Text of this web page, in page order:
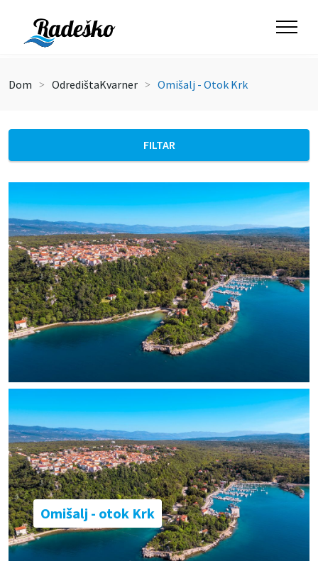
Dom OdredištaKvarner Omišalj - Otok Krk
FILTAR
Omišalj - otok Krk